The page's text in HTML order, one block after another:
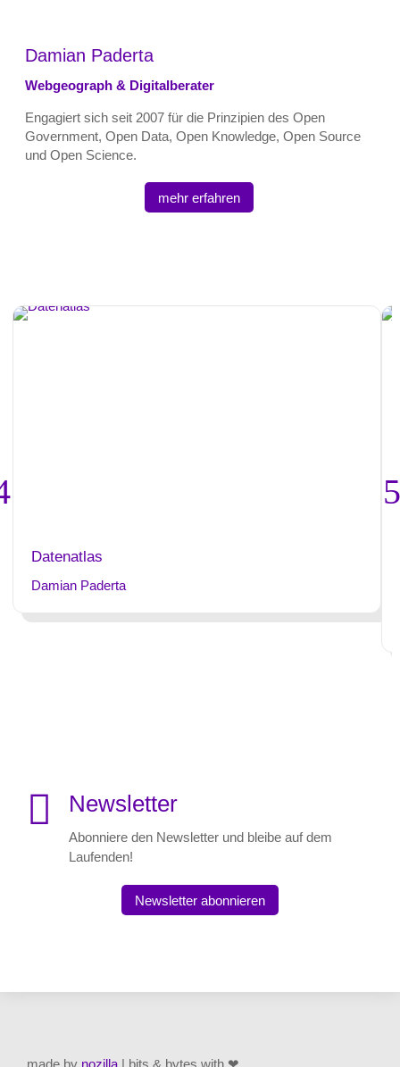
Damian Paderta
Webgeograph & Digitalberater
Engagiert sich seit 2007 für die Prinzipien des Open
Government, Open Data, Open Knowledge, Open Source
und Open Science.
mehr erfahren
Datenatlas
Damian Paderta
 Newsletter
Abonniere den Newsletter und bleibe auf dem
Laufenden!
Newsletter abonnieren
made by nozilla | bits & bytes with ❤